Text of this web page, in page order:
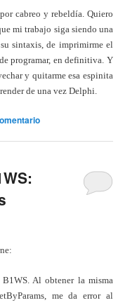
cabreo y rebeldía. Quiero
mi trabajo siga siendo una
sintaxis, de imprimirme el
programar, en definitiva. Y
y quitarme esa espinita
de una vez Delphi.
Al obtener la misma
me da error al